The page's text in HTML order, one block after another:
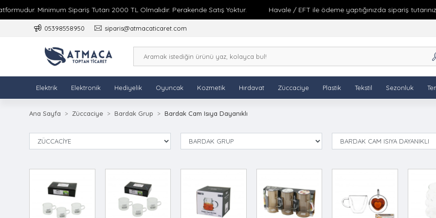
Minimum Sipariş Tutarı 2000 TL Olmalıdır. Perakende Satış Yoktur. Havale / EFT ile ödeme yaptığınızda sipariş
05398558950 siparis@atmacaticaret.com
Elektrik Elektronik Hediyelik Oyuncak Kozmetik Hırdavat Züccaciye Plastik Tekstil Sezonluk
Ana Sayfa Züccaciye Bardak Grup Bardak Cam Isıya Dayanıklı